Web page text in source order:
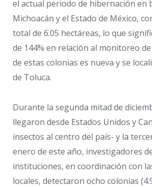
el actual periodo de hibernación en
Michoacán y el Estado de México,
total de 6.05 hectáreas, lo que
de 144% en relación al monitoreo
de estas colonias es nueva y se
de Toluca.
Durante la segunda mitad de
llegaron desde Estados Unidos y
insectos al centro del país- y la
enero de este año, investigadores
instituciones, en coordinación con
locales, detectaron ocho colonias